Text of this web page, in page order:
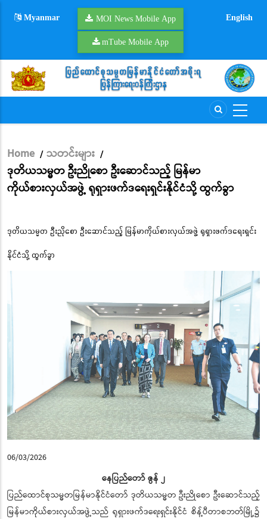
Myanmar MOI News Mobile App
mTube Mobile App
English
Breadcrumb
Home / သတင်းများ /
ဒုတိယသမ္မတ ဦးညိုစော ဦးဆောင်သည့် မြန်မာ
ကိုယ်စားလှယ်အဖွဲ့ ရုရှားဖက်ဒရေးရှင်းနိုင်ငံသို့ ထွက်ခွာ
ဒုတိယသမ္မတ ဦးညိုစော ဦးဆောင်သည့် မြန်မာကိုယ်စားလှယ်အဖွဲ့ ရုရှားဖက်ဒရေးရှင်း
နိုင်ငံသို့ ထွက်ခွာ
06/03/2026
နေပြည်တော် ဇွန် ၂
ပြည်ထောင်စုသမ္မတမြန်မာနိုင်ငံတော် ဒုတိယသမ္မတ ဦးညိုစော ဦးဆောင်သည့်
မြန်မာကိုယ်စားလှယ်အဖွဲ့သည် ရုရှားဖက်ဒရေးရှင်းနိုင်ငံ စိန့်ပီတာစဘတ်မြို့၌